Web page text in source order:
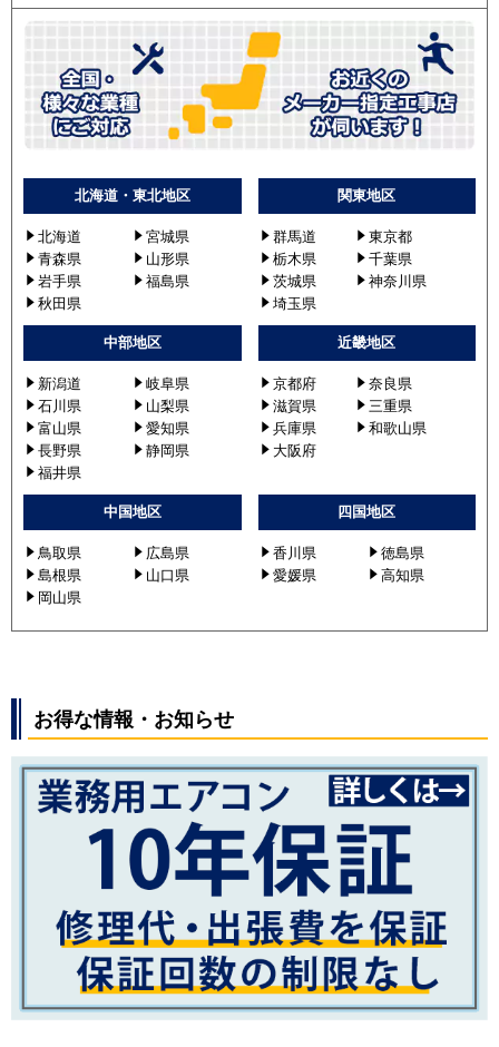
北海道・東北地区
北海道
宮城県
青森県
山形県
岩手県
福島県
秋田県
関東地区
群馬道
東京都
栃木県
千葉県
茨城県
神奈川県
埼玉県
中部地区
新潟道
岐阜県
石川県
山梨県
富山県
愛知県
長野県
静岡県
福井県
近畿地区
京都府
奈良県
滋賀県
三重県
兵庫県
和歌山県
大阪府
中国地区
鳥取県
広島県
島根県
山口県
岡山県
四国地区
香川県
徳島県
愛媛県
高知県
お得な情報・お知らせ